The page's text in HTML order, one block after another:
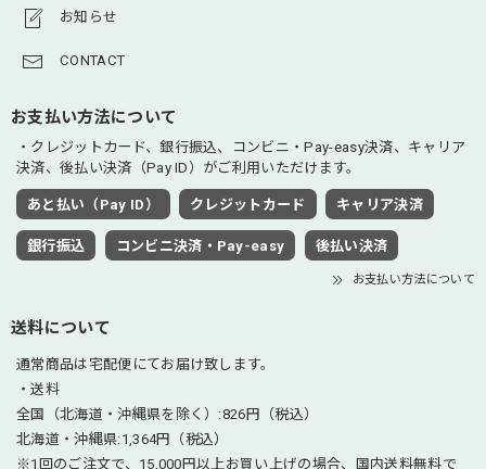
お知らせ
CONTACT
お支払い方法について
・クレジットカード、銀行振込、コンビニ・Pay-easy決済、キャリア
決済、後払い決済（Pay ID）がご利用いただけます。
あと払い（Pay ID） クレジットカード キャリア決済
銀行振込 コンビニ決済・Pay-easy 後払い決済
お支払い方法について
送料について
通常商品は宅配便にてお届け致します。
・送料
全国（北海道・沖縄県を除く）:826円（税込）
北海道・沖縄県:1,364円（税込）
※1回のご注文で、15,000円以上お買い上げの場合、国内送料無料で